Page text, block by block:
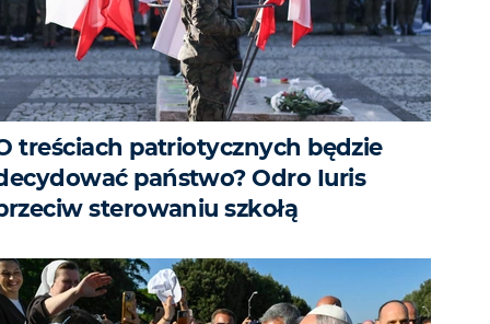
treściach patriotycznych będzie
państwo? Odro Iuris
sterowaniu szkołą